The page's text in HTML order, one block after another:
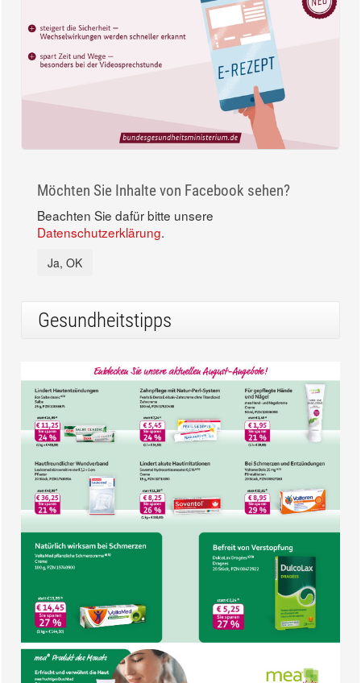
Möchten Sie Inhalte von Facebook sehen?
Beachten Sie dafür bitte unsere
Datenschutzerklärung.
Ja, OK
Gesundheitstipps